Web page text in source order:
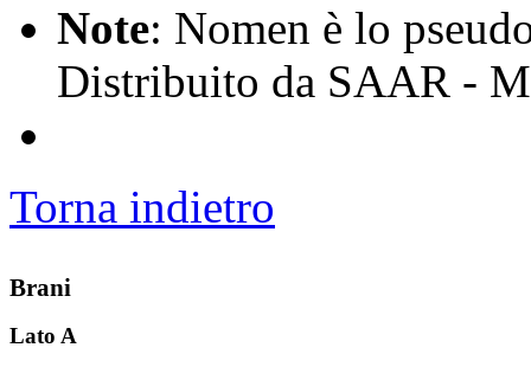
Note: Nomen è lo
Distribuito da SAAR -
Torna indietro
Brani
Lato A